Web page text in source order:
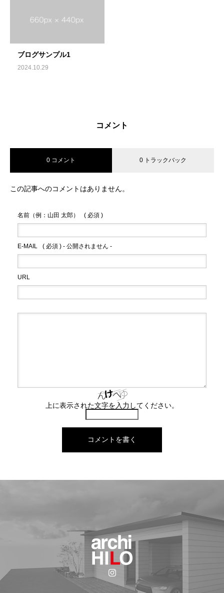
ブログサンプル1
2024.10.29
コメント
0 コメント 0 トラックバック
この記事へのコメントはありません。
名前（例：山田 太郎） ( 必須 )
E-MAIL ( 必須 ) - 公開されません -
URL
上に表示された文字を入力してください。